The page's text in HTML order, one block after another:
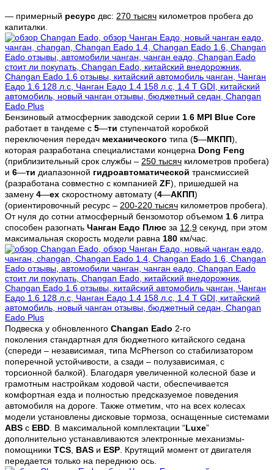
— примерный ресурс двс: 270 тысяч километров пробега до
капиталки.
Бензиновый атмосферник заводской серии 1 6 MPI Blue Core
работает в тандеме с 5—ти ступенчатой коробкой
переключения передач механического типа (5—МКПП),
которая разработана специалистами концерна Dong Feng
(приблизительный срок службы – 250 тысяч километров пробега)
и 6—ти диапазонной гидроавтоматической трансмиссией
(разработана совместно с компанией ZF), пришедшей на
замену 4—ех скоростному автомату (4—АКПП)
(ориентировочный ресурс – 200-220 тысяч километров пробега).
От нуля до сотни атмосферный бензомотор объемом 1 6 литра
способен разогнать Чанган Еадо Плюс за 12,9 секунд, при этом
максимальная скорость модели равна 180 км/час.
Подвеска у обновленного Changan Eado 2-го
поколения стандартная для бюджетного китайского седана
(спереди – независимая, типа McPherson со стабилизатором
поперечной устойчивости, а сзади – полузависимая, с
торсионной балкой). Благодаря увеличенной колесной базе и
грамотным настройкам ходовой части, обеспечивается
комфортная езда и полностью предсказуемое поведения
автомобиля на дороге. Также отметим, что на всех колесах
модели установлены дисковые тормоза, оснащенные системами
ABS с EBD . В максимальной комплектации “Luxe”
дополнительно устанавливаются электронные механизмы-
помощники TCS BAS и ESP . Крутящий момент от двигателя
передается только на переднюю ось.